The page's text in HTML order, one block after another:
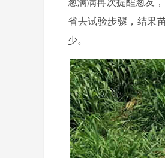
省去试验步骤，结果
少。